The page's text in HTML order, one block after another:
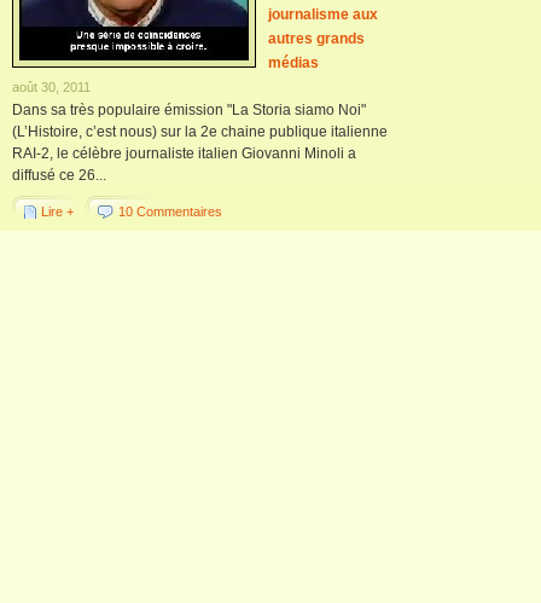
journalisme aux
autres grands
médias
août 30, 2011
Dans sa très populaire émission "La Storia siamo Noi"
(L’Histoire, c’est nous) sur la 2e chaine publique italienne
RAI-2, le célèbre journaliste italien Giovanni Minoli a
diffusé ce 26...
Lire + 10 Commentaires